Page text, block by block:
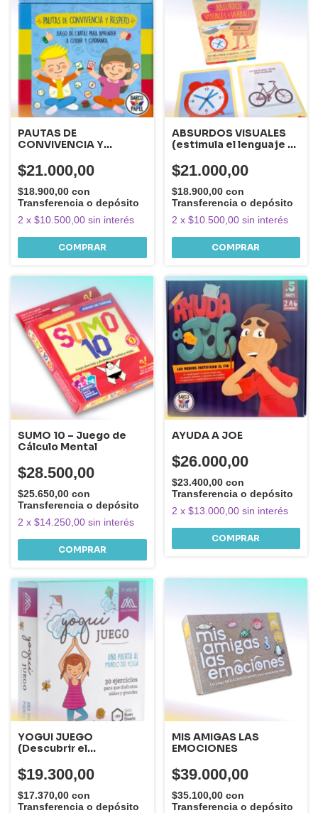
PAUTAS DE
CONVIVENCIA Y
convivir también se
juega
$21.000,00
$18.900,00 con
Transferencia o depósito
2 x $10.500,00 sin interés
ABSURDOS VISUALES
(estimula el lenguaje y
$21.000,00
$18.900,00 con
Transferencia o depósito
2 x $10.500,00 sin interés
SUMO 10 – Juego de
Cálculo Mental
$28.500,00
$25.650,00 con
Transferencia o depósito
2 x $14.250,00 sin interés
AYUDA A JOE
$26.000,00
$23.400,00 con
Transferencia o depósito
2 x $13.000,00 sin interés
YOGUI JUEGO
(Descubrir el
respiración y la calma)
$19.300,00
$17.370,00 con
Transferencia o depósito
MIS AMIGAS LAS
EMOCIONES
$39.000,00
$35.100,00 con
Transferencia o depósito